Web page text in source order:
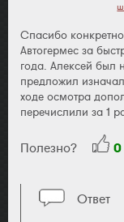
Спасибо
Автогермес за
года. Алексей был
предложил
ходе осмотра
перечислили за 1
Полезно? 0
Ответ